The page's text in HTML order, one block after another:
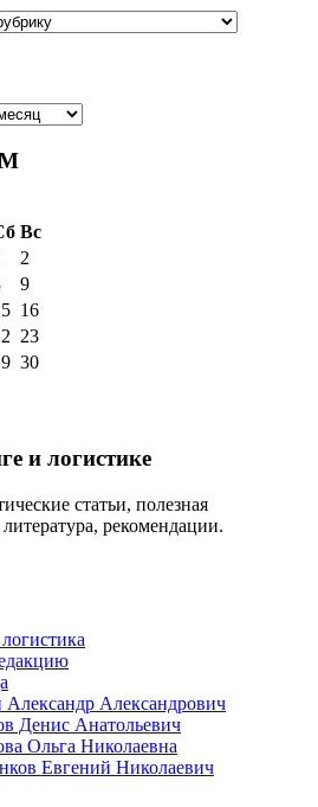
Вс
2
9
16
23
30
и логистике
статьи, полезная
рекомендации.
Александр Александрович
Денис Анатольевич
Ольга Николаевна
Евгений Николаевич